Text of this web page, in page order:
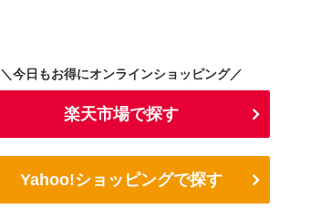
＼今日もお得にオンラインショッピング／
楽天市場で探す
Yahoo!ショッピングで探す